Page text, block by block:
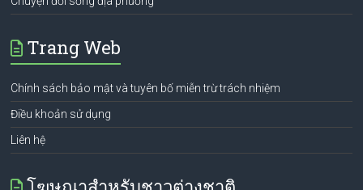
Trang Web
Chính sách bảo mật và tuyên bố miễn trừ trách nhiệm
Điều khoản sử dụng
Liên hệ